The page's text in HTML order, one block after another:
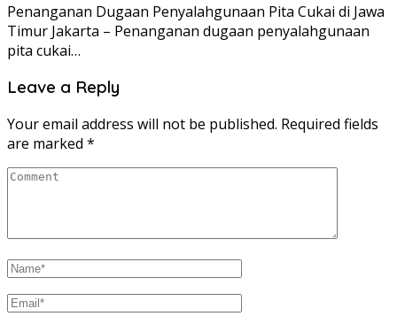
Penanganan Dugaan Penyalahgunaan Pita Cukai di Jawa
Timur Jakarta – Penanganan dugaan penyalahgunaan
pita cukai…
Leave a Reply
Your email address will not be published. Required fields
are marked *